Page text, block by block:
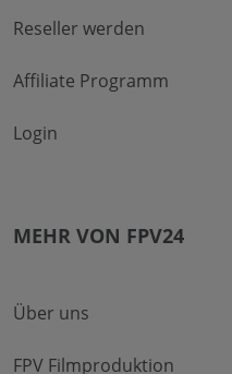
Reseller werden
Affiliate Programm
Login
MEHR VON FPV24
Über uns
FPV Filmproduktion